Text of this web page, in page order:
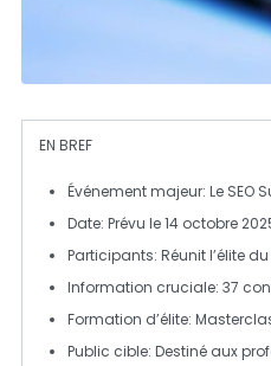
EN BREF
Événement majeur: Le SEO
Date: Prévu le14 octobre
Participants: Réunit l’élite du
Information cruciale: 37
Formation d’élite:
Public cible: Destiné aux